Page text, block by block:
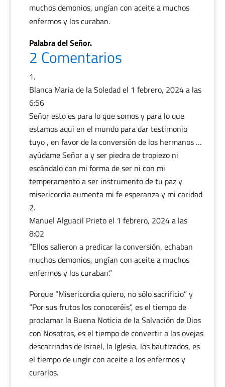
muchos demonios, ungían con aceite a muchos
enfermos y los curaban.
Palabra del Señor.
2 Comentarios
Blanca Maria de la Soledadel 1 febrero, 2024 a las
6:56
Señor esto es para lo que somos y para lo que
estamos aqui en el mundo para dar testimonio
tuyo , en favor de la conversión de los hermanos …
ayúdame Señor a y ser piedra de tropiezo ni
escándalo con mi forma de ser ni con mi
temperamento a ser instrumento de tu paz y
misericordia aumenta mi fe esperanza y mi caridad
Manuel Alguacil Prietoel 1 febrero, 2024 a las
8:02
“Ellos salieron a predicar la conversión, echaban
muchos demonios, ungían con aceite a muchos
enfermos y los curaban.”
Porque “Misericordia quiero, no sólo sacrificio” y
“Por sus frutos los conoceréis”, es el tiempo de
proclamar la Buena Noticia de la Salvación de Dios
con Nosotros, es el tiempo de convertir a las ovejas
descarriadas de Israel, la Iglesia, los bautizados, es
el tiempo de ungir con aceite a los enfermos y
curarlos.